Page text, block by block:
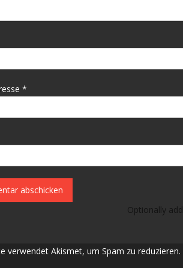
*
Optionally
verwendet Akismet, um Spam zu reduzieren.